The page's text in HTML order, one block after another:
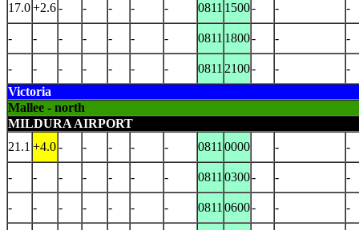
17.0+2.6- - - - - 0811 1500- - -
- - - - - - - 0811 1800- - -
- - - - - - - 0811 2100- -
-
Victoria
Mallee - north
MILDURA AIRPORT
21.1 +4.0- - - - - 0811 0000 - -
- - - - - - - 0811 0300- - -
- - - - - - - 0811 0600- - -